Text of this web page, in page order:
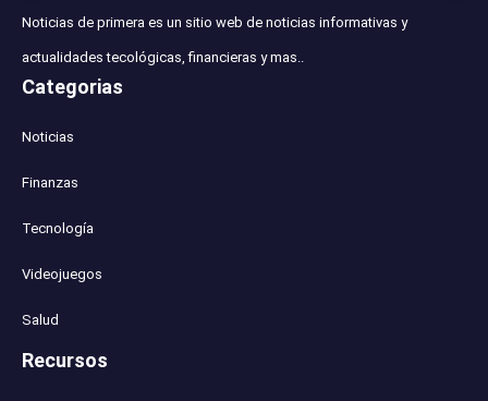
Noticias de primera es un sitio web de noticias informativas y
actualidades tecológicas, financieras y mas..
Categorias
Noticias
Finanzas
Tecnología
Videojuegos
Salud
Recursos